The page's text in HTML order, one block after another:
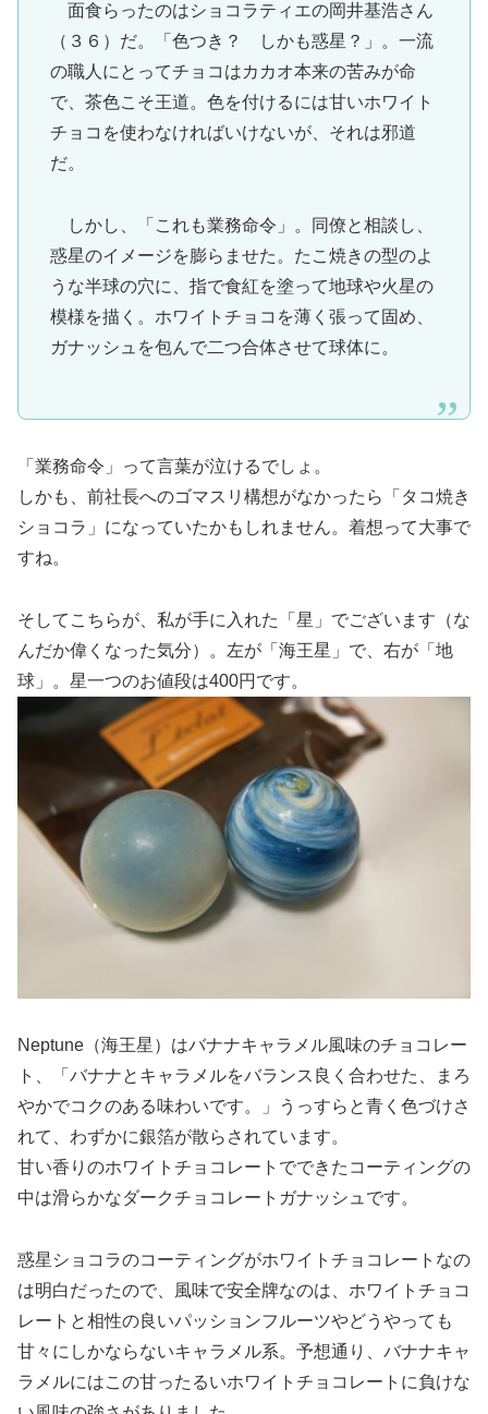
面食らったのはショコラティエの岡井基浩さん
（３６）だ。「色つき？ しかも惑星？」。一流
の職人にとってチョコはカカオ本来の苦みが命
で、茶色こそ王道。色を付けるには甘いホワイト
チョコを使わなければいけないが、それは邪道
だ。
しかし、「これも業務命令」。同僚と相談し、
惑星のイメージを膨らませた。たこ焼きの型のよ
うな半球の穴に、指で食紅を塗って地球や火星の
模様を描く。ホワイトチョコを薄く張って固め、
ガナッシュを包んで二つ合体させて球体に。
「業務命令」って言葉が泣けるでしょ。
しかも、前社長へのゴマスリ構想がなかったら「タコ焼き
ショコラ」になっていたかもしれません。着想って大事で
すね。
そしてこちらが、私が手に入れた「星」でございます（な
んだか偉くなった気分）。左が「海王星」で、右が「地
球」。星一つのお値段は400円です。
Neptune（海王星）はバナナキャラメル風味のチョコレー
ト、「バナナとキャラメルをバランス良く合わせた、まろ
やかでコクのある味わいです。」うっすらと青く色づけさ
れて、わずかに銀箔が散らされています。
甘い香りのホワイトチョコレートでできたコーティングの
中は滑らかなダークチョコレートガナッシュです。
惑星ショコラのコーティングがホワイトチョコレートなの
は明白だったので、風味で安全牌なのは、ホワイトチョコ
レートと相性の良いパッションフルーツやどうやっても
甘々にしかならないキャラメル系。予想通り、バナナキャ
ラメルにはこの甘ったるいホワイトチョコレートに負けな